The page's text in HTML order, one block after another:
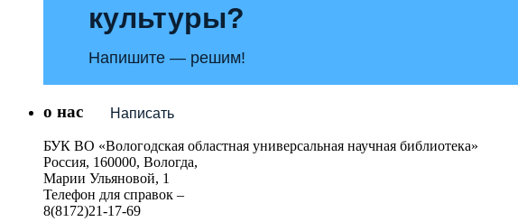
культуры?
Напишите — решим!
Написать
о нас
БУК ВО «Вологодская областная универсальная научная библиотека»
Россия, 160000, Вологда,
Марии Ульяновой, 1
Телефон для справок –
8(8172)21-17-69